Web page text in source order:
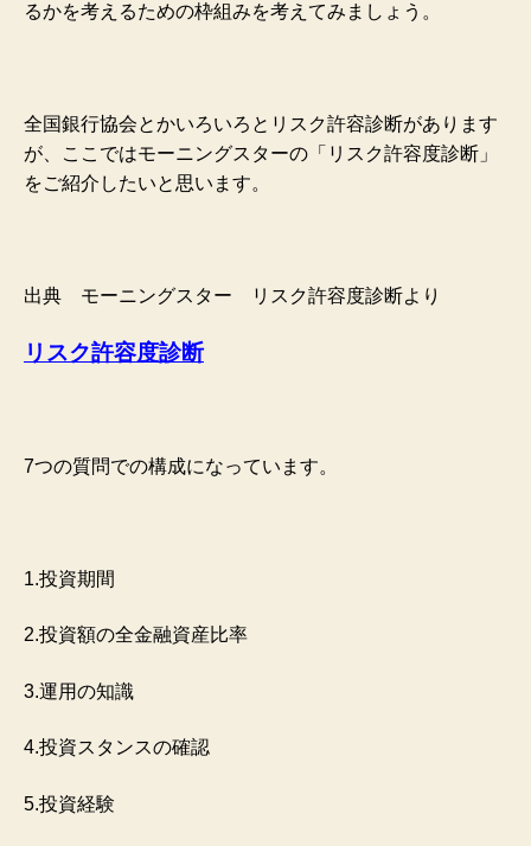
るかを考えるための枠組みを考えてみましょう。
全国銀行協会とかいろいろとリスク許容診断があります
が、ここではモーニングスターの「リスク許容度診断」
をご紹介したいと思います。
出典 モーニングスター リスク許容度診断より
リスク許容度診断
7つの質問での構成になっています。
1.投資期間
2.投資額の全金融資産比率
3.運用の知識
4.投資スタンスの確認
5.投資経験